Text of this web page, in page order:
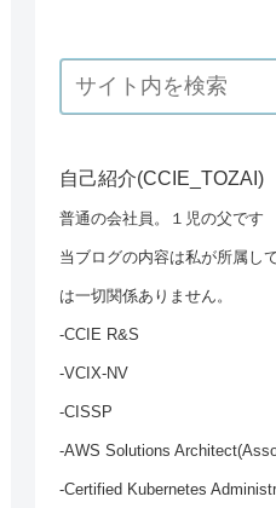
自己紹介(CCIE_TOZAI)
普通の会社員。１児の父です
当ブログの内容は私が所属し
は一切関係ありません。
-CCIE R&S
-VCIX-NV
-CISSP
-AWS Solutions
-Certified Kubernetes